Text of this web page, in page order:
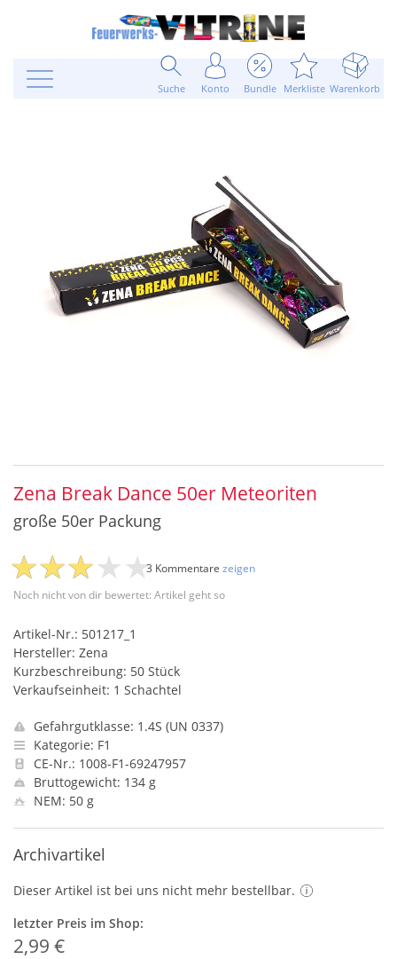
Suche Konto Bundle Merkliste Warenkorb
Zena Break Dance 50er Meteoriten
große 50er Packung
Noch nicht von dir bewertet: Artikel geht so
3 Kommentare zeigen
Artikel-Nr.: 501217_1
Hersteller: Zena
Kurzbeschreibung: 50 Stück
Verkaufseinheit: 1 Schachtel
Gefahrgutklasse: 1.4S (UN 0337)
Kategorie: F1
CE-Nr.: 1008-F1-69247957
Bruttogewicht: 134 g
NEM: 50 g
Archivartikel
Dieser Artikel ist bei uns nicht mehr bestellbar.
letzter Preis im Shop:
2,99 €